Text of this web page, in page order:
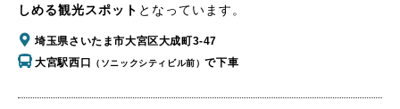
しめる観光スポット となっています。
埼玉県さいたま市大宮区大成町3-47
大宮駅西口
（ソニックシティビル前）で下車